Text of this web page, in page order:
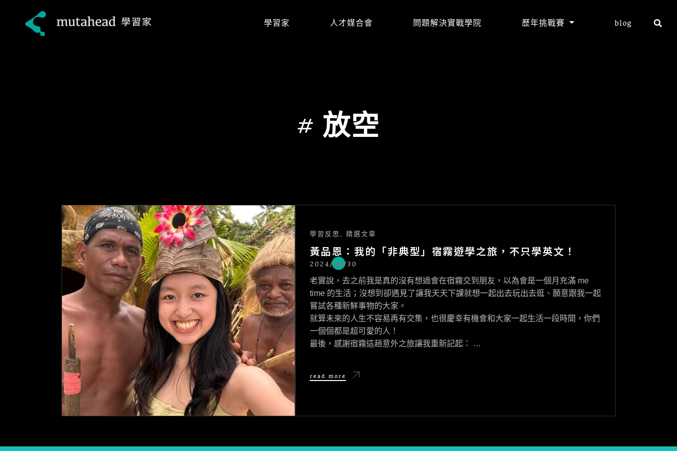
學習家 人才媒合會 問題解決實戰學院 歷年挑戰賽 blog
# 放空
學習反思,精選文章
黃品恩：我的「非典型」宿霧遊學之旅，不只學英文！
POSTED
ON
2024/08/30
老實說，去之前我是真的沒有想過會在宿霧交到朋友，以為會是一個月充滿 me
time 的生活；沒想到卻遇見了讓我天天下課就想一起出去玩出去逛、願意跟我一起
嘗試各種新鮮事物的大家。
就算未來的人生不容易再有交集，也很慶幸有機會和大家一起生活一段時間，你們
一個個都是超可愛的人！
最後，感謝宿霧這趟意外之旅讓我重新記起： …
read more
品
「非
霧